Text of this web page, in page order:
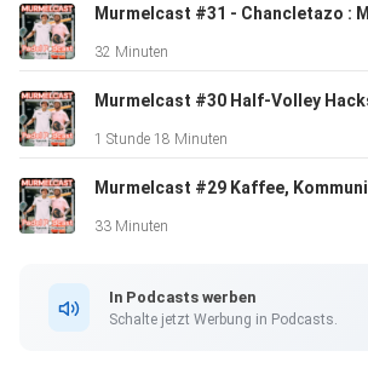
* Die Kunst des Wartens: Wann ist der
einen Lob oder Chiquita?
* Gegner-Analyse: Wie du die Schwächen
erkennst und
32 Minuten
1 Stunde 18 Minuten
33 Minuten
In Podcasts werben
Schalte jetzt Werbung in Podcasts.